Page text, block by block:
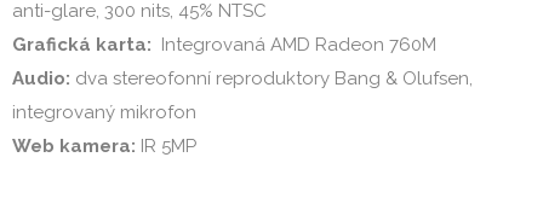
Grafická karta:
Audio: dva stereofonní reproduktory Bang & Olufsen,
Web kamera: IR 5MP